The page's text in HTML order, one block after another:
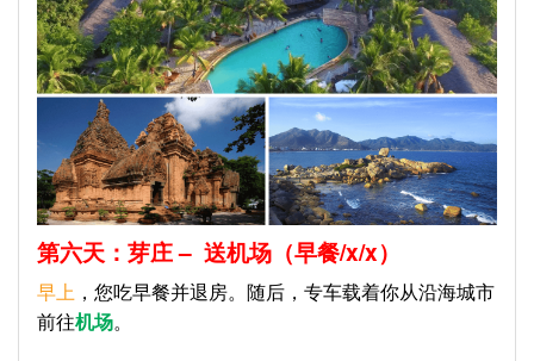
第六天：芽庄– 送机场（早餐/x/x）
早上 ，您吃早餐并退房。随后，专车载着你从沿海城市
前往机场。